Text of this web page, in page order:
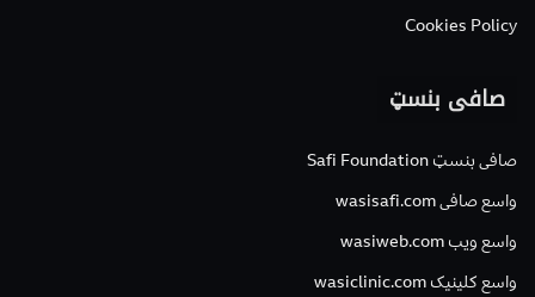
Cookies Policy
صافی بنسټ
صافی بنسټ Safi Foundation
واسع صافی wasisafi.com
واسع ویب wasiweb.com
واسع کلینیک wasiclinic.com